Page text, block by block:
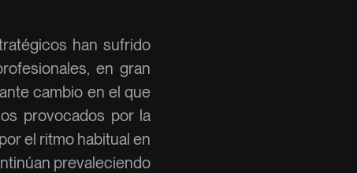
han sufrido
en gran
cambio en el que
provocados por la
el ritmo habitual en
prevaleciendo